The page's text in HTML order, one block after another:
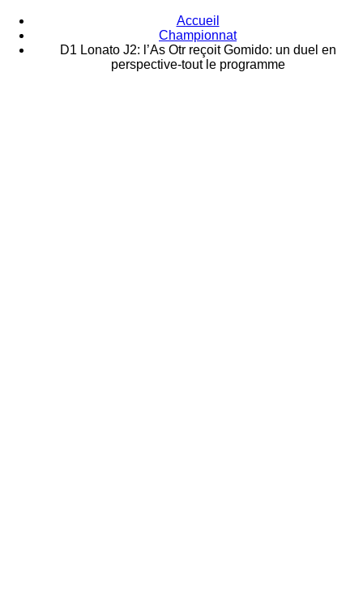
Accueil
Championnat
D1 Lonato J2: l’As Otr reçoit Gomido: un duel en
perspective-tout le programme